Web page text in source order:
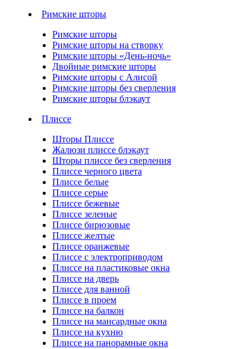
Римские шторы
Римские шторы
Римские шторы на створку
Римские шторы «День-ночь»
Двойные римские шторы
Римские шторы с Алисой
Римские шторы без сверления
Римские шторы блэкаут
Плиссе
Шторы Плиссе
Жалюзи плиссе блэкаут
Шторы плиссе без сверления
Плиссе черного цвета
Плиссе белые
Плиссе серые
Плиссе бежевые
Плиссе зеленые
Плиссе бирюзовые
Плиссе желтые
Плиссе оранжевые
Плиссе с электроприводом
Плиссе на пластиковые окна
Плиссе на дверь
Плиссе для ванной
Плиссе в проем
Плиссе на балкон
Плиссе на мансардные окна
Плиссе на кухню
Плиссе на панорамные окна